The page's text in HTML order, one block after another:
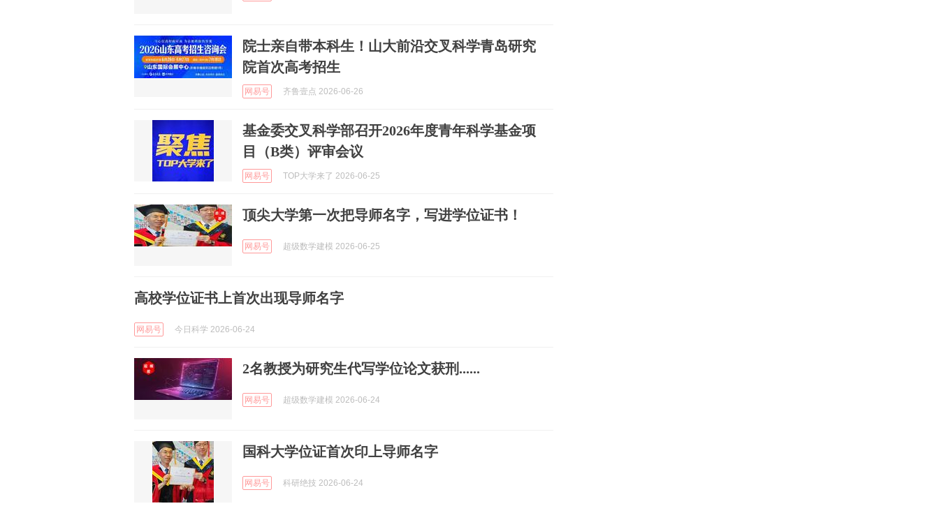
院士亲自带本科生！山大前沿交叉科学青岛研究
院首次高考招生
网易号 齐鲁壹点 2026-06-26
基金委交叉科学部召开2026年度青年科学基金项
目（B类）评审会议
网易号 TOP大学来了 2026-06-25
顶尖大学第一次把导师名字，写进学位证书！
网易号 超级数学建模 2026-06-25
高校学位证书上首次出现导师名字
网易号 今日科学 2026-06-24
2名教授为研究生代写学位论文获刑......
网易号 超级数学建模 2026-06-24
国科大学位证首次印上导师名字
网易号 科研绝技 2026-06-24